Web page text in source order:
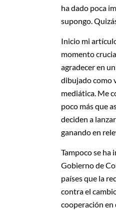
ha dado poca
supongo.
Inicio mi
momento
agradecer en
dibujado como
mediática. Me
poco más que
deciden a
ganando en
Tampoco se ha
Gobierno de
países que la
contra el
cooperación en